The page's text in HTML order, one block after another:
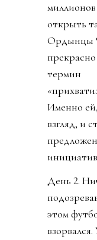
открыть
Ордынцы
термин
Именно
взгляд, и
День 2.
этом